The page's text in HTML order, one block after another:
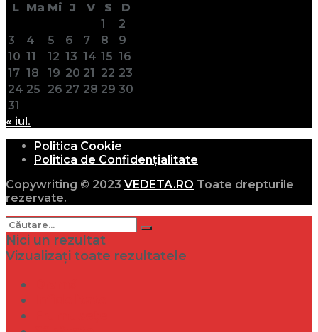
L Ma Mi J V S
D
1
2
3
4 5 6 7 8
9
10 11 12 13 14 15 16
17 18 19 20 21 22 23
24 25 26 27 28 29 30
31
« iul.
Politica Cookie
Politica de Confidențialitate
Copywriting © 2023 VEDETA.RO Toate drepturile
rezervate.
Nici un rezultat
Vizualizați toate rezultatele